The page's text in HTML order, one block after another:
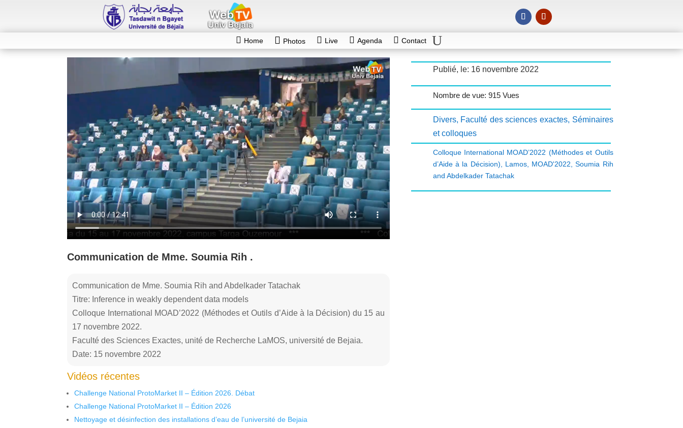
Home Photos Live Agenda Contact
Communication de Mme. Soumia Rih .
Communication de Mme. Soumia Rih and Abdelkader Tatachak
Titre: Inference in weakly dependent data models
Colloque International MOAD’2022 (Méthodes et Outils d’Aide à la Décision) du 15 au
17 novembre 2022.
Faculté des Sciences Exactes, unité de Recherche LaMOS, université de Bejaia.
Date: 15 novembre 2022
Vidéos récentes
Challenge National ProtoMarket II – Édition 2026. Débat
Challenge National ProtoMarket II – Édition 2026
Nettoyage et désinfection des installations d’eau de l’université de Bejaia
Publié, le: 16 novembre 2022
Nombre de vue: 915 Vues
Divers, Faculté des sciences exactes, Séminaires
et colloques
Colloque International MOAD’2022 (Méthodes et Outils
d’Aide à la Décision), Lamos, MOAD'2022,Soumia Rih
and Abdelkader Tatachak